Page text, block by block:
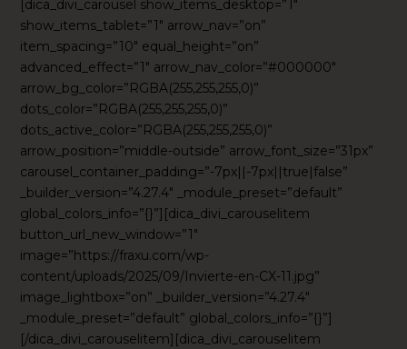
[dica_divi_carousel show_items_desktop=”1″
show_items_tablet=”1″ arrow_nav=”on”
item_spacing=”10″ equal_height=”on”
advanced_effect=”1″ arrow_nav_color=”#000000″
arrow_bg_color=”RGBA(255,255,255,0)”
dots_color=”RGBA(255,255,255,0)”
dots_active_color=”RGBA(255,255,255,0)”
arrow_position=”middle-outside” arrow_font_size=”31px”
carousel_container_padding=”-7px||-7px||true|false”
_builder_version=”4.27.4″ _module_preset=”default”
global_colors_info=”{}”][dica_divi_carouselitem
button_url_new_window=”1″
image=”https://fraxu.com/wp-
content/uploads/2025/09/Invierte-en-CX-11.jpg”
image_lightbox=”on” _builder_version=”4.27.4″
_module_preset=”default” global_colors_info=”{}”]
[/dica_divi_carouselitem][dica_divi_carouselitem